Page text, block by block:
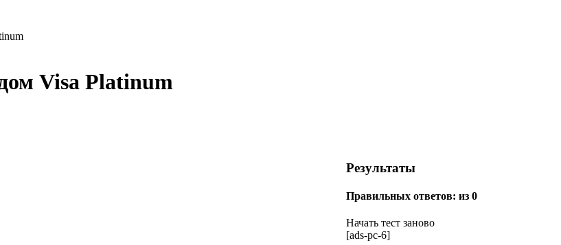
Visa Platinum
Результаты
Правильных ответов: из 0
Начать тест заново
[ads-pc-6]